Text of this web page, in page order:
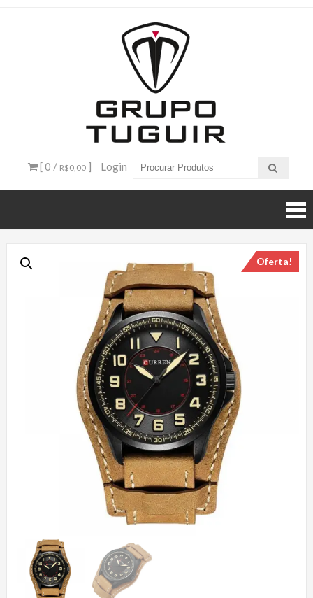
– Grupo
Tuguir
[ 0 / R$0,00 ] Login
Oferta!